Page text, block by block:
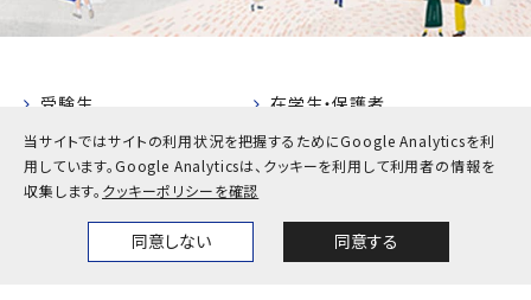
当サイトではサイトの利用状況を把握するためにGoogle Analyticsを利
用しています。Google Analyticsは、クッキーを利用して利用者の情報を
収集します。 クッキーポリシーを確認
同意しない 同意する
News Themes
受験生
在学生・保護者
卒業生
企業・地域の方
教職員
お問い合わせ